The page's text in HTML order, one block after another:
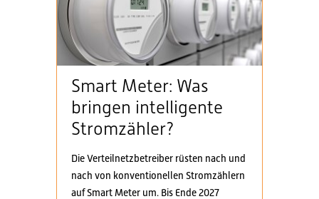
Smart Meter: Was
bringen intelligente
Stromzähler?
Die Verteilnetzbetreiber rüsten nach und
nach von konventionellen Stromzählern
auf Smart Meter um. Bis Ende 2027